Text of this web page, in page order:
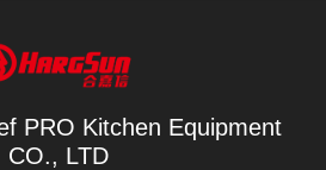
PRO Kitchen Equipment
CO., LTD